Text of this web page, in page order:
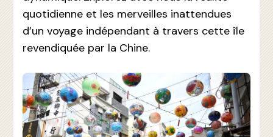
quotidienne et les merveilles inattendues
d’un voyage indépendant à travers cette île
revendiquée par la Chine.